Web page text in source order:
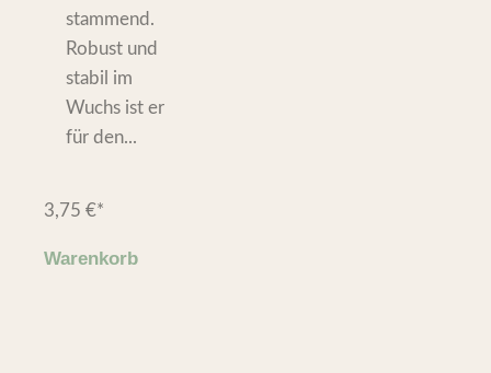
stammend.
Robust und
stabil im
Wuchs ist er
für den...
3,75 €*
Warenkorb